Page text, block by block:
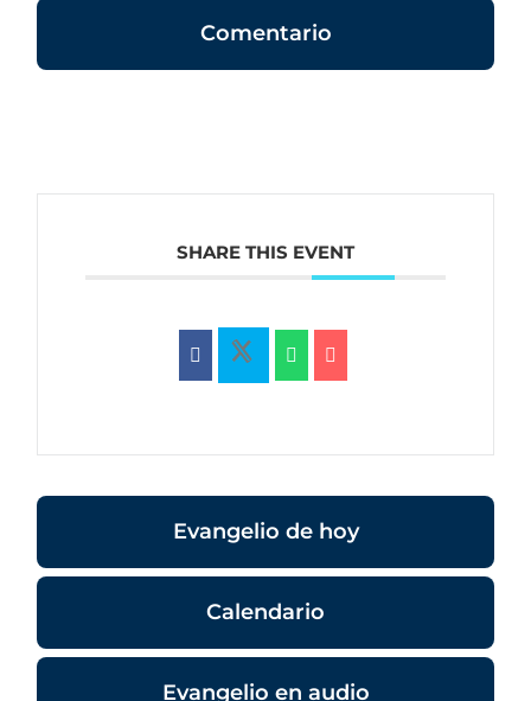
Comentario
SHARE THIS EVENT
Evangelio de hoy
Calendario
Evangelio en audio